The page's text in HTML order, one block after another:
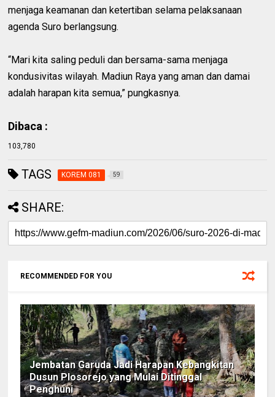
menjaga keamanan dan ketertiban selama pelaksanaan
agenda Suro berlangsung.
“Mari kita saling peduli dan bersama-sama menjaga
kondusivitas wilayah. Madiun Raya yang aman dan damai
adalah harapan kita semua,” pungkasnya.
Dibaca :
103,780
TAGS KOREM 081 59
SHARE:
RECOMMENDED FOR YOU
Jembatan Garuda Jadi Harapan Kebangkitan
Dusun Plosorejo yang Mulai Ditinggal
Penghuni